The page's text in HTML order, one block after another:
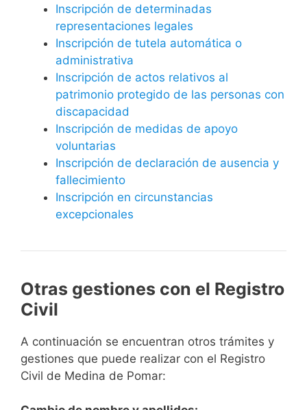
Inscripción de determinadas
representaciones legales
Inscripción de tutela automática o
administrativa
Inscripción de actos relativos al
patrimonio protegido de las personas con
discapacidad
Inscripción de medidas de apoyo
voluntarias
Inscripción de declaración de ausencia y
fallecimiento
Inscripción en circunstancias
excepcionales
Otras gestiones con el Registro
Civil
A continuación se encuentran otros trámites y
gestiones que puede realizar con el Registro
Civil de Medina de Pomar: